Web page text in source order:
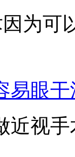
为可
易眼
近视